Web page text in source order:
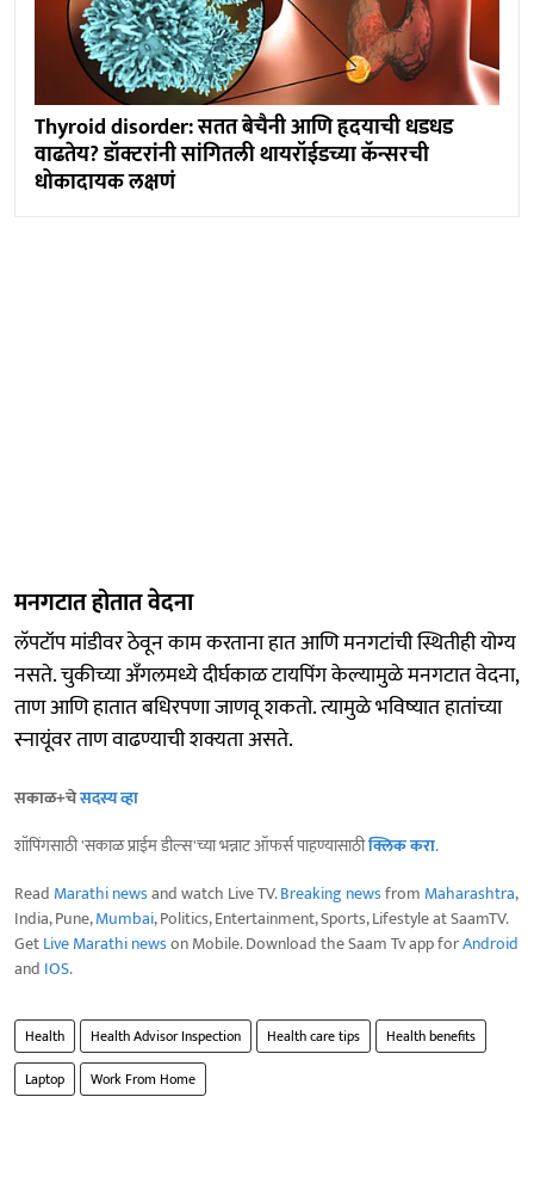
Thyroid disorder: सतत बेचैनी आणि हृदयाची धडधड
वाढतेय? डॉक्टरांनी सांगितली थायरॉईडच्या कॅन्सरची
धोकादायक लक्षणं
मनगटात होतात वेदना
लॅपटॉप मांडीवर ठेवून काम करताना हात आणि मनगटांची स्थितीही योग्य
नसते. चुकीच्या अँगलमध्ये दीर्घकाळ टायपिंग केल्यामुळे मनगटात वेदना,
ताण आणि हातात बधिरपणा जाणवू शकतो. त्यामुळे भविष्यात हातांच्या
स्नायूंवर ताण वाढण्याची शक्यता असते.
सकाळ+चेसदस्य व्हा
शॉपिंगसाठी 'सकाळ प्राईम डील्स'च्या भन्नाट ऑफर्स पाहण्यासाठीक्लिक करा.
Read Marathi newsand watch Live TV.Breaking newsfrom Maharashtra,
India, Pune,Mumbai, Politics, Entertainment, Sports, Lifestyle at SaamTV.
GetLive Marathi newson Mobile. Download the Saam Tv app forAndroid
and IOS.
Health Health Advisor Inspection Health care tips
Health benefits
Laptop
Work From Home